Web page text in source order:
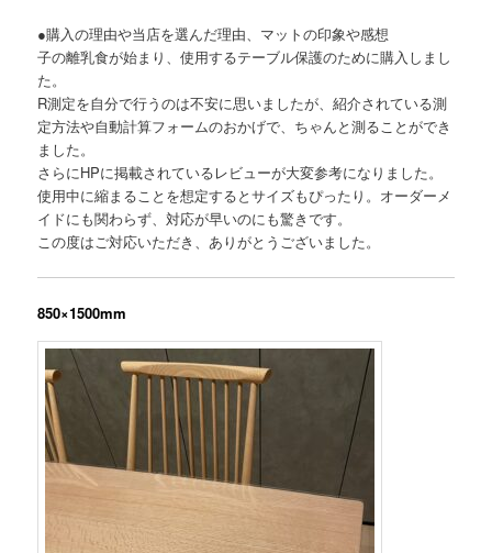
●購入の理由や当店を選んだ理由、マットの印象や感想
子の離乳食が始まり、使用するテーブル保護のために購入しまし
た。
R測定を自分で行うのは不安に思いましたが、紹介されている測
定方法や自動計算フォームのおかげで、ちゃんと測ることができ
ました。
さらにHPに掲載されているレビューが大変参考になりました。
使用中に縮まることを想定するとサイズもぴったり。オーダーメ
イドにも関わらず、対応が早いのにも驚きです。
この度はご対応いただき、ありがとうございました。
850×1500mm